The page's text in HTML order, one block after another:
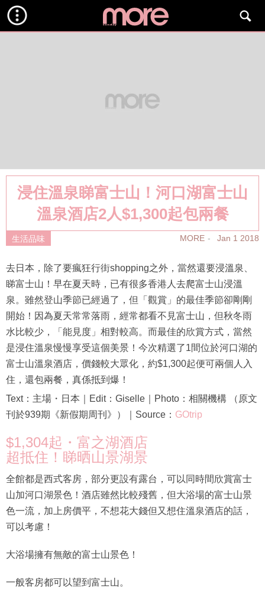
浸住溫泉睇富士山！河口湖富士山
溫泉酒店2人$1,300起包兩餐
生活品味 MORE Jan 1 2018
去日本，除了要瘋狂行街shopping之外，當然還要浸溫泉、
睇富士山！早在夏天時，已有很多香港人去爬富士山浸溫
泉。雖然登山季節已經過了，但「觀賞」的最佳季節卻剛剛
開始！因為夏天常常落雨，經常都看不見富士山，但秋冬雨
水比較少，「能見度」相對較高。而最佳的欣賞方式，當然
是浸住溫泉慢慢享受這個美景！今次精選了1間位於河口湖的
富士山溫泉酒店，價錢較大眾化，約$1,300起便可兩個人入
住，還包兩餐，真係抵到爆！
Text：主場・日本｜Edit：Giselle｜Photo：相關機構 （原文
刊於939期《新假期周刊》）｜Source： GOtrip
$1,304起・富之湖酒店
超抵住！睇晒山景湖景
全館都是西式客房，部分更設有露台，可以同時間欣賞富士
山加河口湖景色！酒店雖然比較殘舊，但大浴場的富士山景
色一流，加上房價平，不想花大錢但又想住溫泉酒店的話，
可以考慮！
大浴場擁有無敵的富士山景色！
一般客房都可以望到富士山。